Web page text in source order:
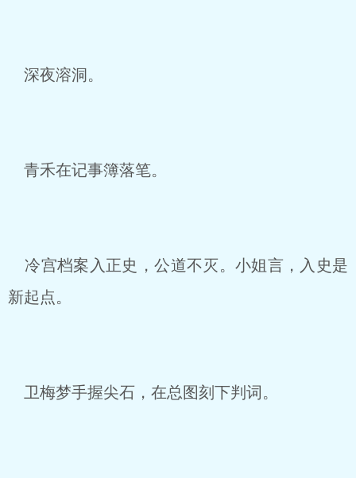
深夜溶洞。
青禾在记事簿落笔。
冷宫档案入正史，公道不灭。小姐言，入史是
新起点。
卫梅梦手握尖石，在总图刻下判词。